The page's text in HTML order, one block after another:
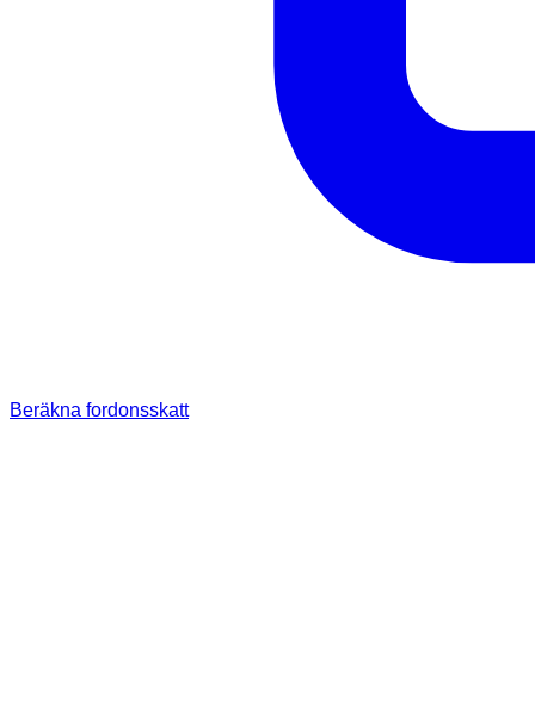
Beräkna fordonsskatt